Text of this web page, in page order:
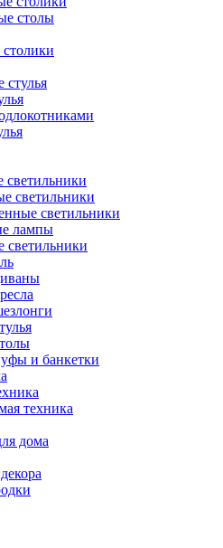
столы
стулья
светильники
светильники
светильники
лампы
светильники
и банкетки
техника
дома